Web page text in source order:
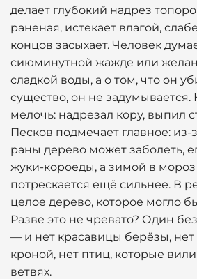
делает глубокий надрез
раненая, истекает влагой,
концов засыхает. Человек
сиюминутной жажде или
сладкой воды, а о том, что он
существо, он не задумывается.
мелочь: надрезал кору, выпил
Песков подмечает главное: из-
раны дерево может заболеть,
жуки-короеды, а зимой в мороз
потрескается ещё сильнее. В
целое дерево, которое могло
Разве это не чревато? Один
— и нет красавицы берёзы, нет
кроной, нет птиц, которые
ветвях.